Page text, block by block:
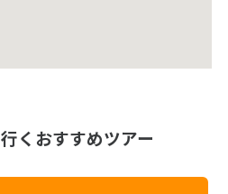
くおすすめツアー